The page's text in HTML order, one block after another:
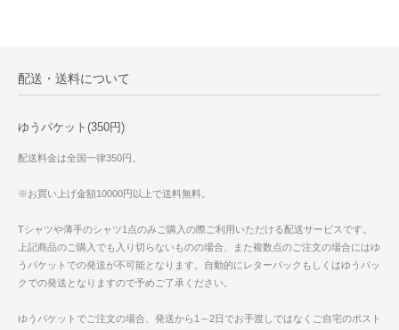
配送・送料について
ゆうパケット(350円)
配送料金は全国一律350円。
※お買い上げ金額10000円以上で送料無料。
Tシャツや薄手のシャツ1点のみご購入の際ご利用いただける配送サービスです。
上記商品のご購入でも入り切らないものの場合、また複数点のご注文の場合にはゆ
うパケットでの発送が不可能となります。自動的にレターパックもしくはゆうパッ
クでの発送となりますので予めご了承ください。
ゆうパケットでご注文の場合、発送から1～2日でお手渡しではなくご自宅のポスト